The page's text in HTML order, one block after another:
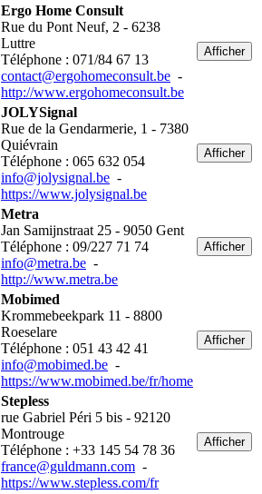
Ergo Home Consult
Rue du Pont Neuf, 2 - 6238
Luttre
Téléphone : 071/84 67 13
contact@ergohomeconsult.be -
http://www.ergohomeconsult.be
Afficher
JOLYSignal
Rue de la Gendarmerie, 1 - 7380
Quiévrain
Téléphone : 065 632 054
info@jolysignal.be -
https://www.jolysignal.be
Afficher
Metra
Jan Samijnstraat 25 - 9050 Gent
Téléphone : 09/227 71 74
info@metra.be -
http://www.metra.be
Afficher
Mobimed
Krommebeekpark 11 - 8800
Roeselare
Téléphone : 051 43 42 41
info@mobimed.be -
https://www.mobimed.be/fr/home
Afficher
Stepless
rue Gabriel Péri 5 bis - 92120
Montrouge
Téléphone : +33 145 54 78 36
france@guldmann.com -
https://www.stepless.com/fr
Afficher